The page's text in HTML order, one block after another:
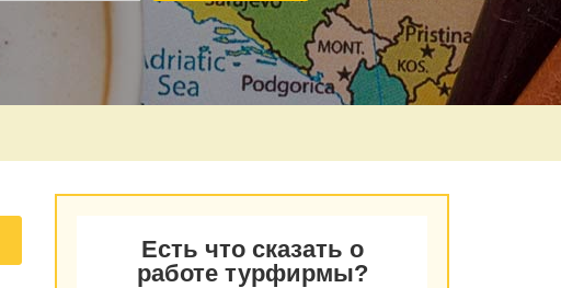
Есть что сказать о
работе турфирмы?